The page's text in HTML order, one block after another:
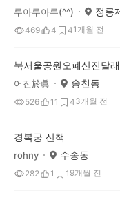
루아루아루(^^) 정릉
469 4 41개월 전
북서울공원오폐산진달
어진於眞 송천동
526 11 43개월 전
경복궁 산책
rohny 수송동
282 1 1 9개월 전